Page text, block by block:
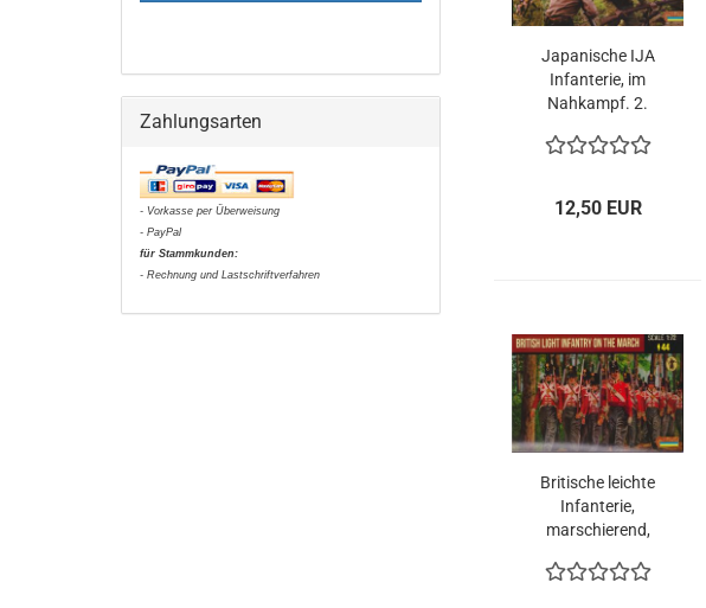
Japanische IJA
Infanterie, im
Nahkampf. 2.
12,50 EUR
Britische leichte
Infanterie,
marschierend,
Epoche, 1:72
Zahlungsarten
- Vorkasse per Überweisung
- PayPal
für Stammkunden:
- Rechnung und Lastschriftverfahren